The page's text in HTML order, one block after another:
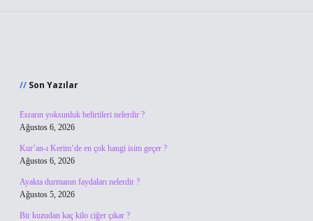
Son Yazılar
Esrarın yoksunluk belirtileri nelerdir ?
Ağustos 6, 2026
Kur’an-ı Kerim’de en çok hangi isim geçer ?
Ağustos 6, 2026
Ayakta durmanın faydaları nelerdir ?
Ağustos 5, 2026
Bir kuzudan kaç kilo ciğer çıkar ?